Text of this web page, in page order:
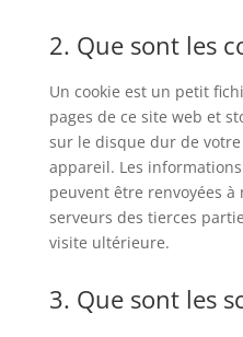
2. Que sont les
Un cookie est un petit
pages de ce site web et
sur le disque dur de
appareil. Les
peuvent être renvoyées à
serveurs des tierces
visite ultérieure.
3. Que sont les